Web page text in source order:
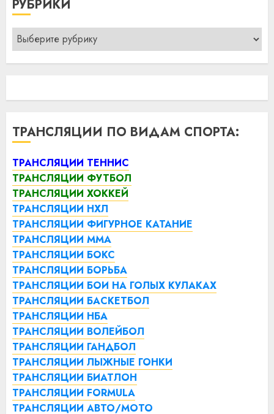
РУБРИКИ
Рубрики
ТРАНСЛЯЦИИ ПО ВИДАМ СПОРТА:
ТРАНСЛЯЦИИ ТЕННИС
ТРАНСЛЯЦИИ ФУТБОЛ
ТРАНСЛЯЦИИ ХОККЕЙ
ТРАНСЛЯЦИИ НХЛ
ТРАНСЛЯЦИИ ФИГУРНОЕ КАТАНИЕ
ТРАНСЛЯЦИИ ММА
ТРАНСЛЯЦИИ БОКС
ТРАНСЛЯЦИИ БОРЬБА
ТРАНСЛЯЦИИ БОИ НА ГОЛЫХ КУЛАКАХ
ТРАНСЛЯЦИИ БАСКЕТБОЛ
ТРАНСЛЯЦИИ НБА
ТРАНСЛЯЦИИ ВОЛЕЙБОЛ
ТРАНСЛЯЦИИ ГАНДБОЛ
ТРАНСЛЯЦИИ ЛЫЖНЫЕ ГОНКИ
ТРАНСЛЯЦИИ БИАТЛОН
ТРАНСЛЯЦИИ FORMULA
ТРАНСЛЯЦИИ АВТО/МОТО